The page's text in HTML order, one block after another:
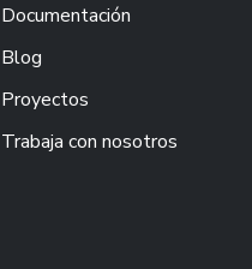
Documentación
Blog
Proyectos
Trabaja con nosotros